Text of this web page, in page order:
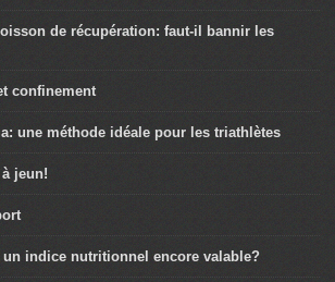
de récupération: faut-il bannir les
confinement
une méthode idéale pour les triathlètes
jeun!
un indice nutritionnel encore valable?